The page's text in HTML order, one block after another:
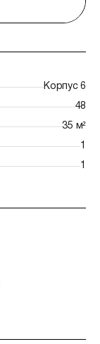
Корпус 6
48
35 м²
1
1